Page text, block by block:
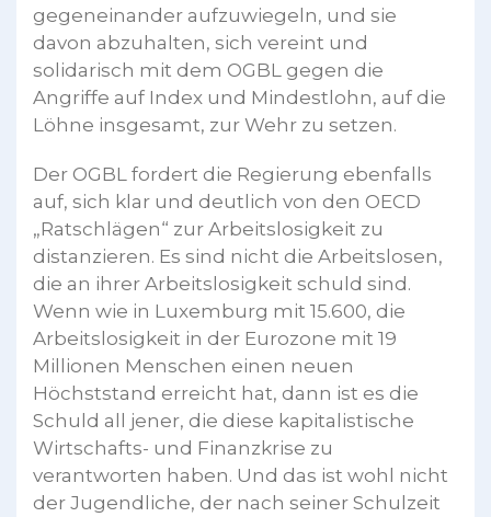
gegeneinander aufzuwiegeln, und sie
davon abzuhalten, sich vereint und
solidarisch mit dem OGBL gegen die
Angriffe auf Index und Mindestlohn, auf die
Löhne insgesamt, zur Wehr zu setzen.
Der OGBL fordert die Regierung ebenfalls
auf, sich klar und deutlich von den OECD
„Ratschlägen“ zur Arbeitslosigkeit zu
distanzieren. Es sind nicht die Arbeitslosen,
die an ihrer Arbeitslosigkeit schuld sind.
Wenn wie in Luxemburg mit 15.600, die
Arbeitslosigkeit in der Eurozone mit 19
Millionen Menschen einen neuen
Höchststand erreicht hat, dann ist es die
Schuld all jener, die diese kapitalistische
Wirtschafts- und Finanzkrise zu
verantworten haben. Und das ist wohl nicht
der Jugendliche, der nach seiner Schulzeit